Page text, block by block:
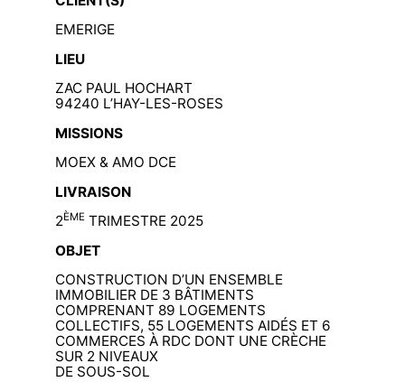
EMERIGE
LIEU
ZAC PAUL HOCHART
94240 L’HAY-LES-ROSES
MISSIONS
MOEX & AMO DCE
LIVRAISON
2ÈME TRIMESTRE 2025
OBJET
CONSTRUCTION D’UN ENSEMBLE
IMMOBILIER DE 3 BÂTIMENTS
COMPRENANT 89 LOGEMENTS
COLLECTIFS, 55 LOGEMENTS AIDÉS ET 6
COMMERCES À RDC DONT UNE CRÈCHE
SUR 2 NIVEAUX
DE SOUS-SOL